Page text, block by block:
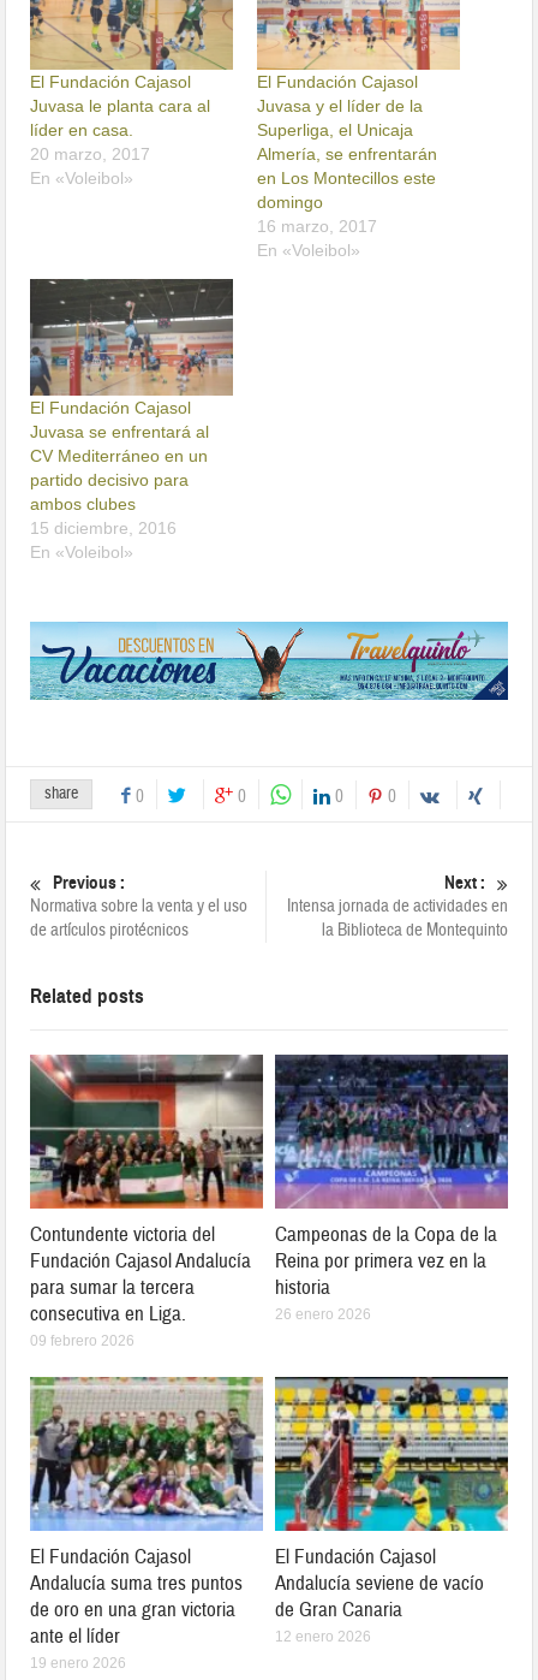
El Fundación Cajasol
Juvasa le planta cara al
líder en casa.
20 marzo, 2017
En «Voleibol»
El Fundación Cajasol
Juvasa y el líder de la
Superliga, el Unicaja
Almería, se enfrentarán
en Los Montecillos este
domingo
16 marzo, 2017
En «Voleibol»
El Fundación Cajasol
Juvasa se enfrentará al
CV Mediterráneo en un
partido decisivo para
ambos clubes
15 diciembre, 2016
En «Voleibol»
share 0 0 0 0
Previous :
Normativa sobre la venta y el uso
de artículos pirotécnicos
Next :
Intensa jornada de actividades en
la Biblioteca de Montequinto
Related posts
Contundente victoria del
Fundación Cajasol Andalucía
para sumar la tercera
consecutiva en Liga.
09 febrero 2026
Campeonas de la Copa de la
Reina por primera vez en la
historia
26 enero 2026
El Fundación Cajasol
Andalucía suma tres puntos
de oro en una gran victoria
ante el líder
19 enero 2026
El Fundación Cajasol
Andalucía seviene de vacío
de Gran Canaria
12 enero 2026